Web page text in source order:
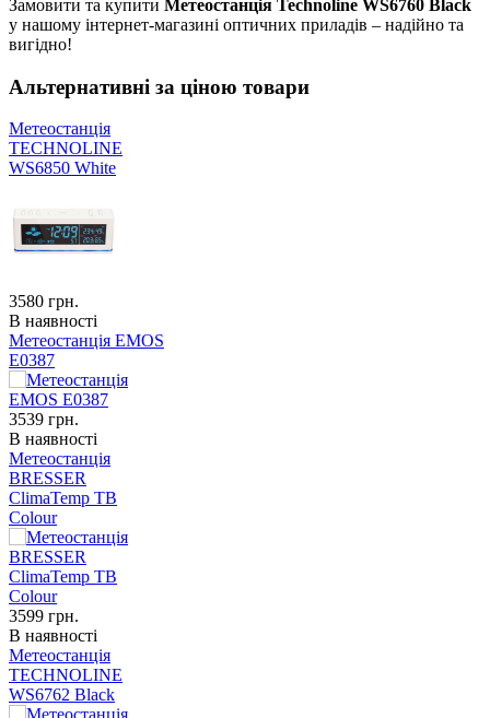
Замовити та купити Метеостанція Technoline WS6760 Black
у нашому інтернет-магазині оптичних приладів – надійно та
вигідно!
Альтернативні за ціною товари
Метеостанція
TECHNOLINE
WS6850 White
3580 грн.
В наявності
Метеостанція EMOS
E0387
3539 грн.
В наявності
Метеостанція
BRESSER
ClimaTemp TB
Colour
3599 грн.
В наявності
Метеостанція
TECHNOLINE
WS6762 Black